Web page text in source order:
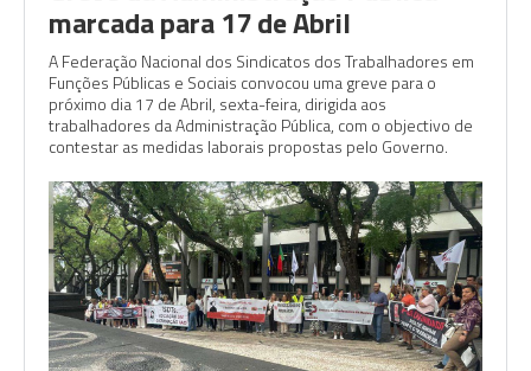
marcada para 17 de Abril
A Federação Nacional dos Sindicatos dos Trabalhadores em
Funções Públicas e Sociais convocou uma greve para o
próximo dia 17 de Abril, sexta-feira, dirigida aos
trabalhadores da Administração Pública, com o objectivo de
contestar as medidas laborais propostas pelo Governo.